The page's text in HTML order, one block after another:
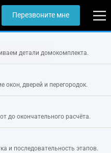
Перезвоните мне
детали домокомплекта.
окон, дверей и перегородок.
до окончательного расчёта.
и последовательность этапов.